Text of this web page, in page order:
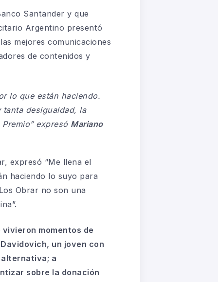
Santander y que
Argentino presentó
mejores comunicaciones
de contenidos y
lo que están haciendo.
desigualdad, la
expresó Mariano
, expresó “Me llena el
haciendo lo suyo para
Obrar no son una
momentos de
un joven con
a
sobre la donación